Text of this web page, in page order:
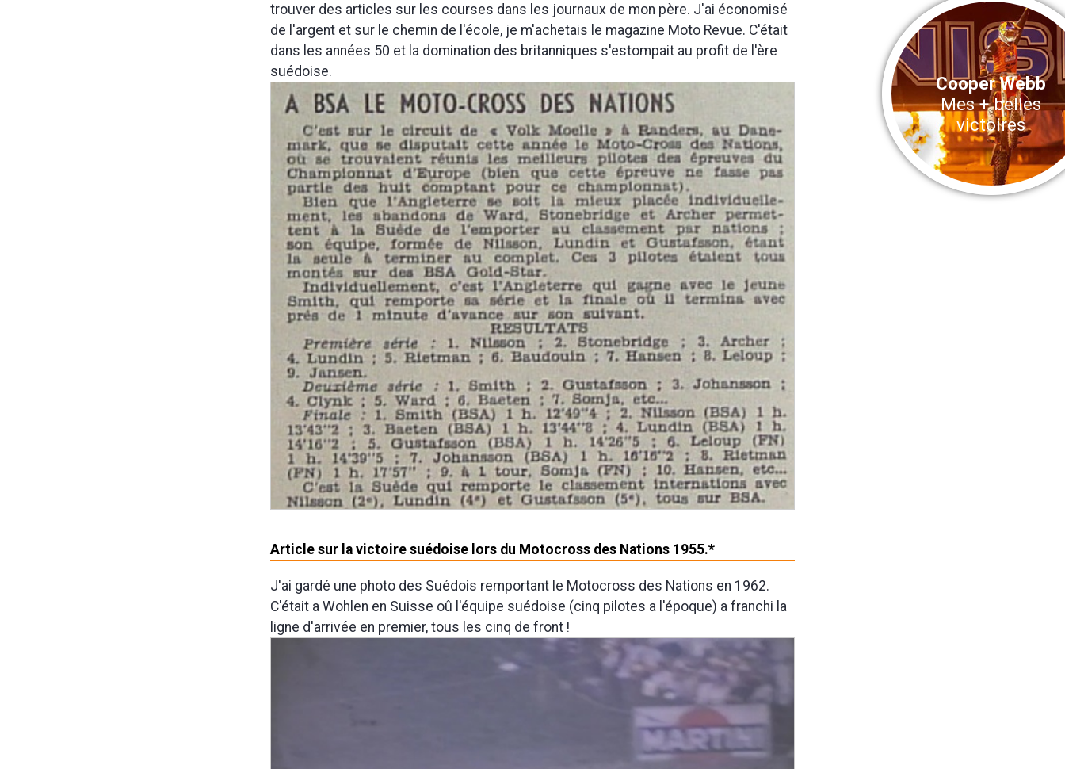
Cooper Webb
Mes + belles
victoires
trouver des articles sur les courses dans les journaux de mon père. J'ai économisé
de l'argent et sur le chemin de l'école, je m'achetais le magazine Moto Revue. C'était
dans les années 50 et la domination des britanniques s'estompait au profit de l'ère
suédoise.
Article sur la victoire suédoise lors du Motocross des Nations 1955.*
J'ai gardé une photo des Suédois remportant le Motocross des Nations en 1962.
C'était a Wohlen en Suisse oû l'équipe suédoise (cinq pilotes a l'époque) a franchi la
ligne d'arrivée en premier, tous les cinq de front !